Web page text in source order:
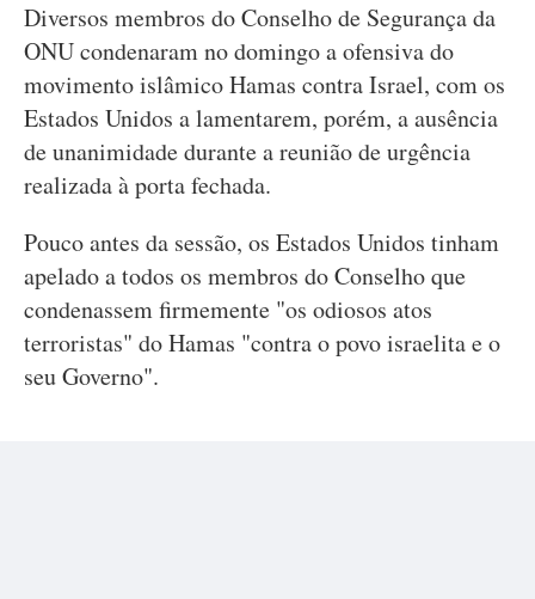
Diversos membros do Conselho de Segurança da
ONU condenaram no domingo a ofensiva do
movimento islâmico Hamas contra Israel, com os
Estados Unidos a lamentarem, porém, a ausência
de unanimidade durante a reunião de urgência
realizada à porta fechada.
Pouco antes da sessão, os Estados Unidos tinham
apelado a todos os membros do Conselho que
condenassem firmemente "os odiosos atos
terroristas" do Hamas "contra o povo israelita e o
seu Governo".